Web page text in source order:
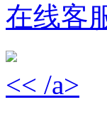
在线客
<< /a>